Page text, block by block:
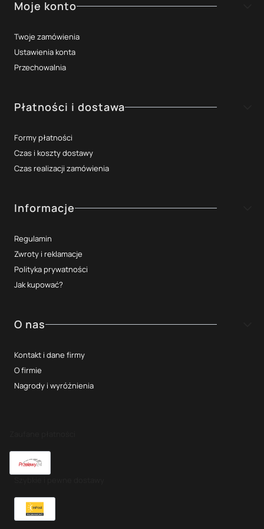
Moje konto
Twoje zamówienia
Ustawienia konta
Przechowalnia
Płatności i dostawa
Formy płatności
Czas i koszty dostawy
Czas realizacji zamówienia
Informacje
Regulamin
Zwroty i reklamacje
Polityka prywatności
Jak kupować?
O nas
Kontakt i dane firmy
O firmie
Nagrody i wyróżnienia